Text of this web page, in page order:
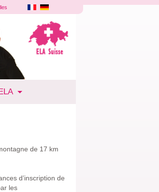
de 17 km
d’inscription de
les